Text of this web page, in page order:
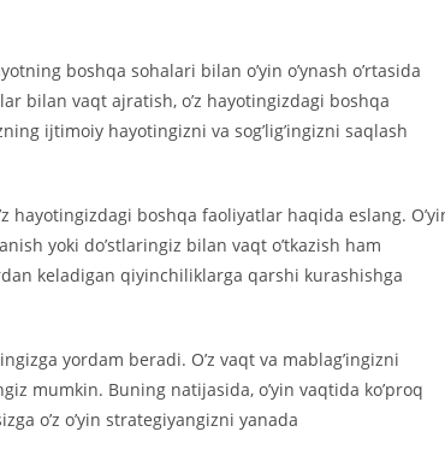
boshqa sohalari bilan o’yin o’ynash o’rtasida
bilan vaqt ajratish, o’z hayotingizdagi boshqa
ijtimoiy hayotingizni va sog’lig’ingizni saqlash
hayotingizdagi boshqa faoliyatlar haqida eslang.
yoki do’stlaringiz bilan vaqt o’tkazish ham
keladigan qiyinchiliklarga qarshi kurashishga
yordam beradi. O’z vaqt va mablag’ingizni
mumkin. Buning natijasida, o’yin vaqtida ko’proq
o’z o’yin strategiyangizni yanada